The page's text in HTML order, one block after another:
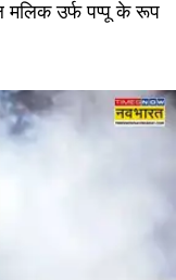
मलिक उर्फ पप्पू के रूप